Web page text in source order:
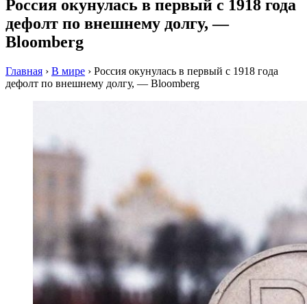
Россия окунулась в первый с 1918 года
дефолт по внешнему долгу, —
Bloomberg
Главная › В мире › Россия окунулась в первый с 1918 года
дефолт по внешнему долгу, — Bloomberg